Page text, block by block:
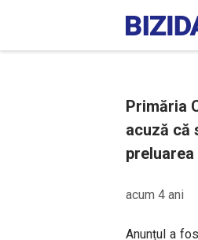
Primăria
acuză că
acum 4 ani
Anunțul a